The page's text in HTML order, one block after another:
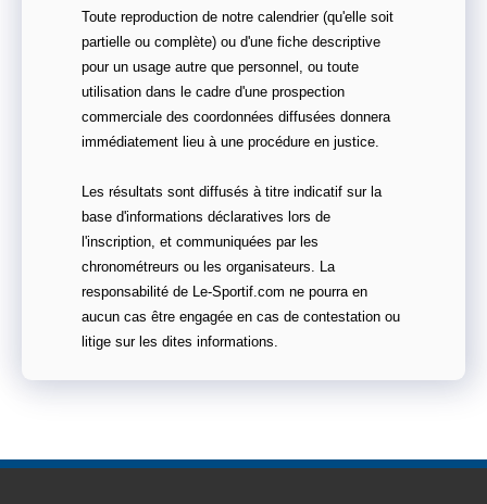
Toute reproduction de notre calendrier (qu'elle soit
partielle ou complète) ou d'une fiche descriptive
pour un usage autre que personnel, ou toute
utilisation dans le cadre d'une prospection
commerciale des coordonnées diffusées donnera
immédiatement lieu à une procédure en justice.
Les résultats sont diffusés à titre indicatif sur la
base d'informations déclaratives lors de
l'inscription, et communiquées par les
chronométreurs ou les organisateurs. La
responsabilité de Le-Sportif.com ne pourra en
aucun cas être engagée en cas de contestation ou
litige sur les dites informations.